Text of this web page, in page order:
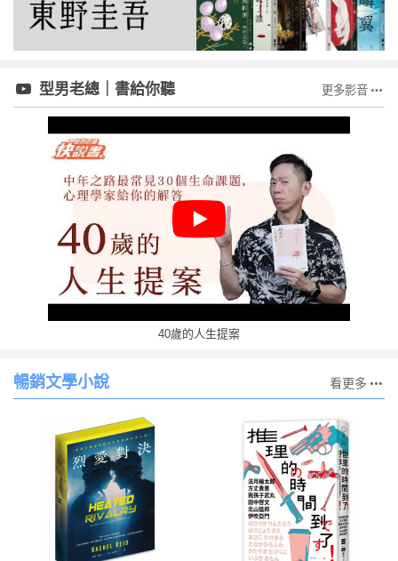
型男老總｜書給你聽 更多影音
40歲的人生提案
暢銷文學小說 看更多